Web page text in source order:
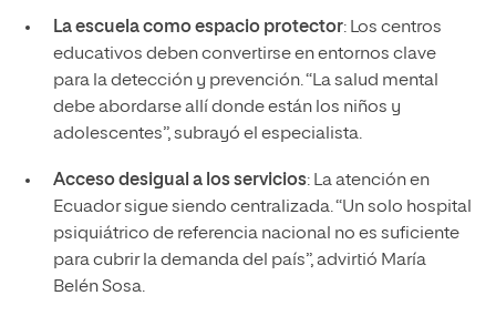
La escuela como espacio protector: Los centros
educativos deben convertirse en entornos clave
para la detección y prevención. “La salud mental
debe abordarse allí donde están los niños y
adolescentes”, subrayó el especialista.
Acceso desigual a los servicios: La atención en
Ecuador sigue siendo centralizada. “Un solo hospital
psiquiátrico de referencia nacional no es suficiente
para cubrir la demanda del país”, advirtió María
Belén Sosa.